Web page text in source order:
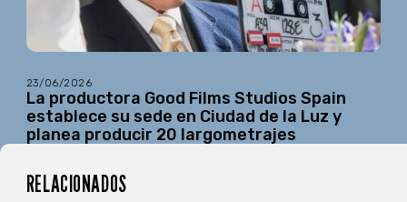
23/06/2026
La productora Good Films Studios Spain
establece su sede en Ciudad de la Luz y
planea producir 20 largometrajes
RELACIONADOS